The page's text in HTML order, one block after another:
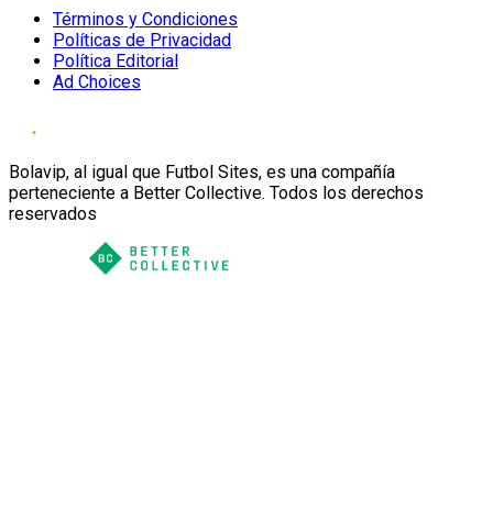
Términos y Condiciones
Políticas de Privacidad
Política Editorial
Ad Choices
Bolavip, al igual que Futbol Sites, es una compañía
perteneciente a Better Collective. Todos los derechos
reservados